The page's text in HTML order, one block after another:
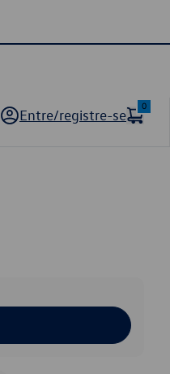
Entre/registre-se
0